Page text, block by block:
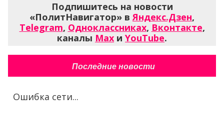
Подпишитесь на новости
«ПолитНавигатор» вЯндекс.Дзен,
Telegram, Одноклассниках, Вконтакте,
каналы Max и YouTube.
Последние новости
Ошибка сети...